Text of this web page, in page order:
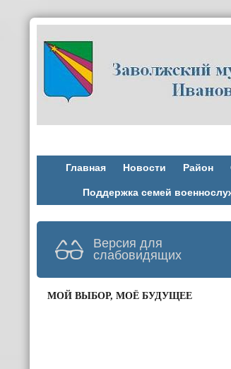
Главная Новости Район
Поддержка семей
Версия для
слабовидящих
МОЙ ВЫБОР, МОЁ БУДУЩЕЕ